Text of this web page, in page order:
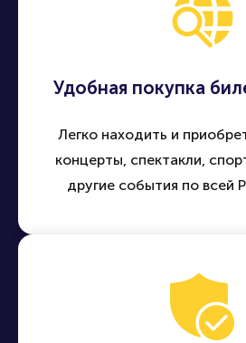
Удобная покупка
Легко находить и
концерты, спектакли,
другие события по всей